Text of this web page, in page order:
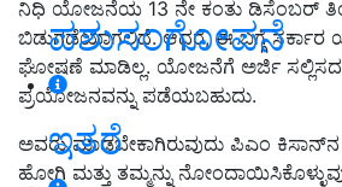
ಪಶುಸಂಗೋಪನೆ
ಇತರೆ
ನಿಧಿ ಯೋಜನೆಯ 13 ನೇ ಕಂತು ಡಿಸೆಂಬರ್
ಬಿಡುಗಡೆಯಾಗಲಿದೆ. ಆದರೆ, ಈ ಬಗ್ಗೆ ಸರ್ಕಾರ
ಘೋಷಣೆ ಮಾಡಿಲ್ಲ. ಯೋಜನೆಗೆ ಅರ್ಜಿ ಸಲ್ಲಿಸದ
ಪ್ರಯೋಜನವನ್ನು ಪಡೆಯಬಹುದು.
ಅವರು ಮಾಡಬೇಕಾಗಿರುವುದು ಪಿಎಂ
ಹೋಗಿ ಮತ್ತು ತಮ್ಮನ್ನು